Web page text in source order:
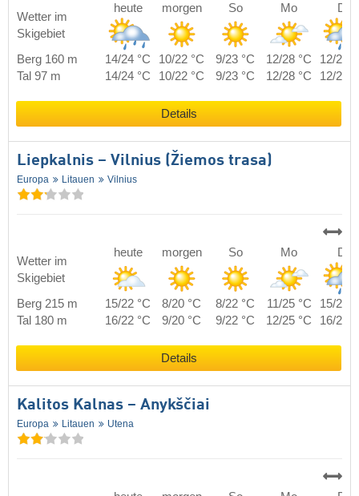
Wetter im
Skigebiet
heute morgen So Mo Di
Berg 160 m 14/24 °C 10/22 °C 9/23 °C 12/28 °C
12/23
Tal 97 m
14/24 °C 10/22 °C 9/23 °C 12/28 °C 12/23
Details
Liepkalnis – Vilnius (Žiemos trasa)
Europa Litauen Vilnius
Wetter im
Skigebiet
heute morgen So Mo Di
Berg 215 m 15/22 °C 8/20 °C 8/22 °C 11/25 °C
15/22
Tal 180 m
16/22 °C 9/20 °C 9/22 °C 12/25 °C 16/22
Details
Kalitos Kalnas – Anykščiai
Europa Litauen Utena